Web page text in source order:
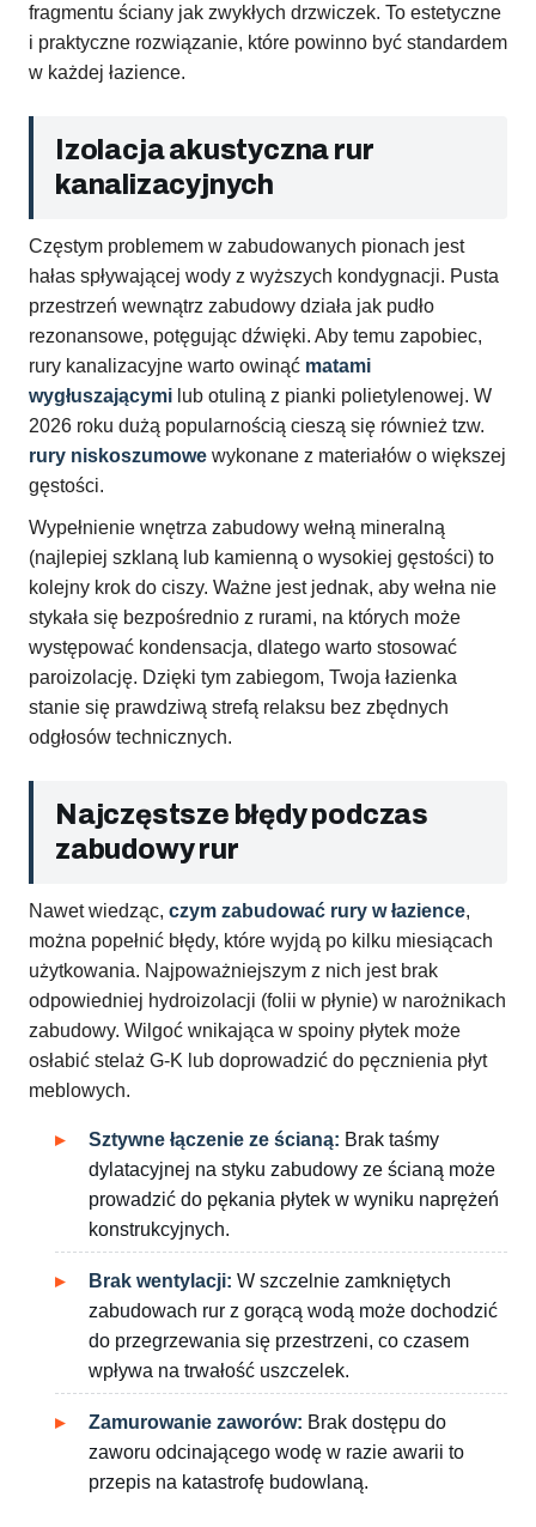
fragmentu ściany jak zwykłych drzwiczek. To estetyczne
i praktyczne rozwiązanie, które powinno być standardem
w każdej łazience.
Izolacja akustyczna rur
kanalizacyjnych
Częstym problemem w zabudowanych pionach jest
hałas spływającej wody z wyższych kondygnacji. Pusta
przestrzeń wewnątrz zabudowy działa jak pudło
rezonansowe, potęgując dźwięki. Aby temu zapobiec,
rury kanalizacyjne warto owinąć matami
wygłuszającymi lub otuliną z pianki polietylenowej. W
2026 roku dużą popularnością cieszą się również tzw.
rury niskoszumowe wykonane z materiałów o większej
gęstości.
Wypełnienie wnętrza zabudowy wełną mineralną
(najlepiej szklaną lub kamienną o wysokiej gęstości) to
kolejny krok do ciszy. Ważne jest jednak, aby wełna nie
stykała się bezpośrednio z rurami, na których może
występować kondensacja, dlatego warto stosować
paroizolację. Dzięki tym zabiegom, Twoja łazienka
stanie się prawdziwą strefą relaksu bez zbędnych
odgłosów technicznych.
Najczęstsze błędy podczas
zabudowy rur
Nawet wiedząc, czym zabudować rury w łazience,
można popełnić błędy, które wyjdą po kilku miesiącach
użytkowania. Najpoważniejszym z nich jest brak
odpowiedniej hydroizolacji (folii w płynie) w narożnikach
zabudowy. Wilgoć wnikająca w spoiny płytek może
osłabić stelaż G-K lub doprowadzić do pęcznienia płyt
meblowych.
Sztywne łączenie ze ścianą: Brak taśmy
dylatacyjnej na styku zabudowy ze ścianą może
prowadzić do pękania płytek w wyniku naprężeń
konstrukcyjnych.
Brak wentylacji: W szczelnie zamkniętych
zabudowach rur z gorącą wodą może dochodzić
do przegrzewania się przestrzeni, co czasem
wpływa na trwałość uszczelek.
Zamurowanie zaworów: Brak dostępu do
zaworu odcinającego wodę w razie awarii to
przepis na katastrofę budowlaną.